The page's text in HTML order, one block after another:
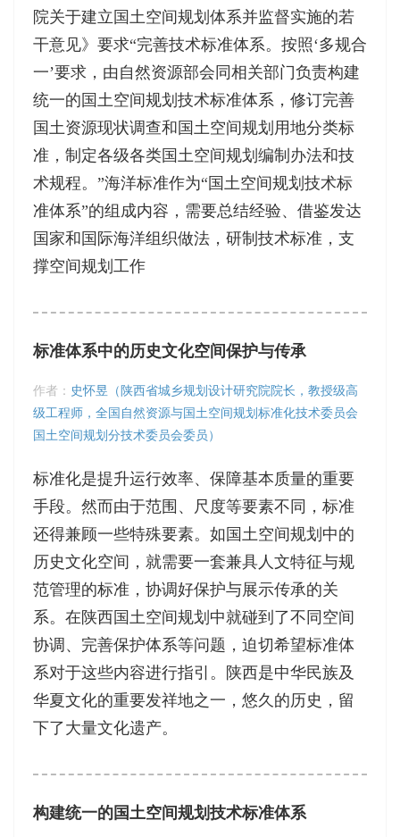
院关于建立国土空间规划体系并监督实施的若
干意见》要求“完善技术标准体系。按照‘多规合
一’要求，由自然资源部会同相关部门负责构建
统一的国土空间规划技术标准体系，修订完善
国土资源现状调查和国土空间规划用地分类标
准，制定各级各类国土空间规划编制办法和技
术规程。”海洋标准作为“国土空间规划技术标
准体系”的组成内容，需要总结经验、借鉴发达
国家和国际海洋组织做法，研制技术标准，支
撑空间规划工作
标准体系中的历史文化空间保护与传承
作者： 史怀昱（陕西省城乡规划设计研究院院长，教授级高
级工程师，全国自然资源与国土空间规划标准化技术委员会
国土空间规划分技术委员会委员）
标准化是提升运行效率、保障基本质量的重要
手段。然而由于范围、尺度等要素不同，标准
还得兼顾一些特殊要素。如国土空间规划中的
历史文化空间，就需要一套兼具人文特征与规
范管理的标准，协调好保护与展示传承的关
系。在陕西国土空间规划中就碰到了不同空间
协调、完善保护体系等问题，迫切希望标准体
系对于这些内容进行指引。陕西是中华民族及
华夏文化的重要发祥地之一，悠久的历史，留
下了大量文化遗产。
构建统一的国土空间规划技术标准体系